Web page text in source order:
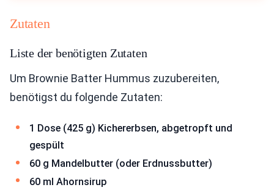
Zutaten
Liste der benötigten Zutaten
Um Brownie Batter Hummus zuzubereiten,
benötigst du folgende Zutaten:
1 Dose (425 g) Kichererbsen, abgetropft und
gespült
60 g Mandelbutter (oder Erdnussbutter)
60 ml Ahornsirup